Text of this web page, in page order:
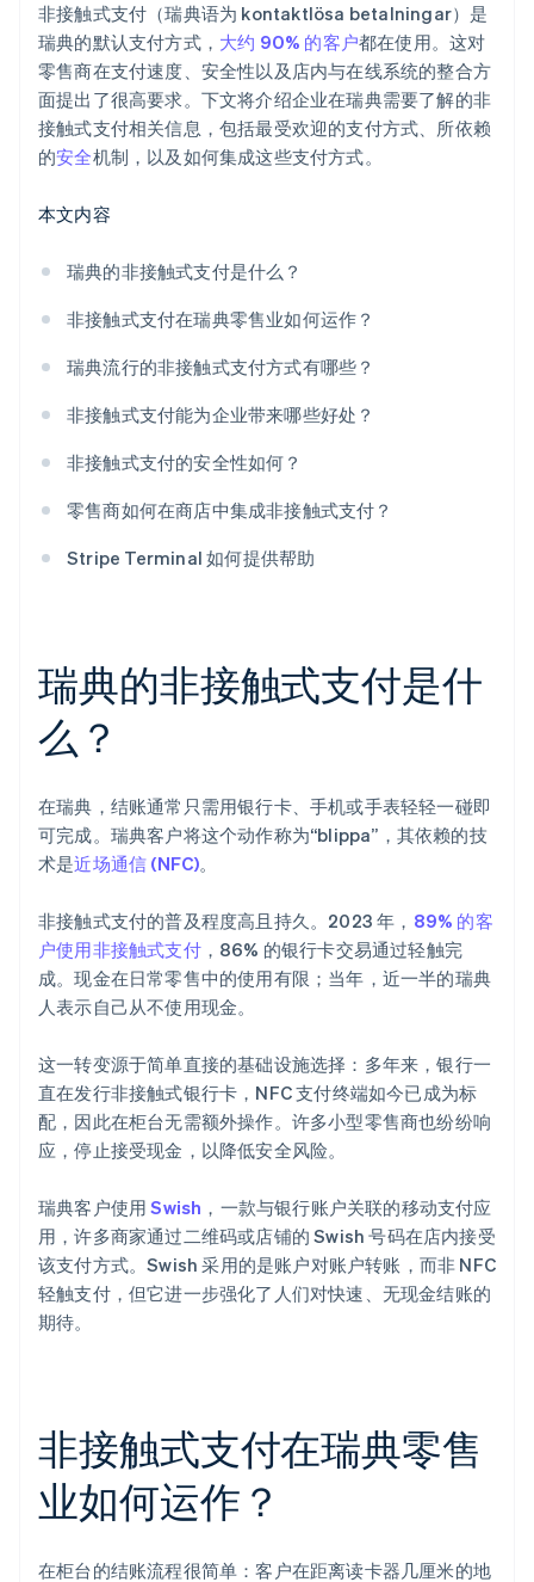
安全与责任
非接触式支付（瑞典语为 kontaktlösa betalningar）是
瑞典的默认支付方式， 大约 90% 的客户都在使用。这对
零售商在支付速度、安全性以及店内与在线系统的整合方
面提出了很高要求。下文将介绍企业在瑞典需要了解的非
接触式支付相关信息，包括最受欢迎的支付方式、所依赖
的安全机制，以及如何集成这些支付方式。
本文内容
瑞典的非接触式支付是什么？
非接触式支付在瑞典零售业如何运作？
瑞典流行的非接触式支付方式有哪些？
非接触式支付能为企业带来哪些好处？
非接触式支付的安全性如何？
零售商如何在商店中集成非接触式支付？
Stripe Terminal 如何提供帮助
瑞典的非接触式支付是什
么？
在瑞典，结账通常只需用银行卡、手机或手表轻轻一碰即
可完成。瑞典客户将这个动作称为“blippa”，其依赖的技
术是近场通信 (NFC)。
非接触式支付的普及程度高且持久。2023 年， 89% 的客
户使用非接触式支付，86% 的银行卡交易通过轻触完
成。现金在日常零售中的使用有限；当年，近一半的瑞典
人表示自己从不使用现金。
这一转变源于简单直接的基础设施选择：多年来，银行一
直在发行非接触式银行卡，NFC 支付终端如今已成为标
配，因此在柜台无需额外操作。许多小型零售商也纷纷响
应，停止接受现金，以降低安全风险。
瑞典客户使用Swish ，一款与银行账户关联的移动支付应
用，许多商家通过二维码或店铺的 Swish 号码在店内接受
该支付方式。Swish 采用的是账户对账户转账，而非 NFC
轻触支付，但它进一步强化了人们对快速、无现金结账的
期待。
非接触式支付在瑞典零售
业如何运作？
在柜台的结账流程很简单：客户在距离读卡器几厘米的地